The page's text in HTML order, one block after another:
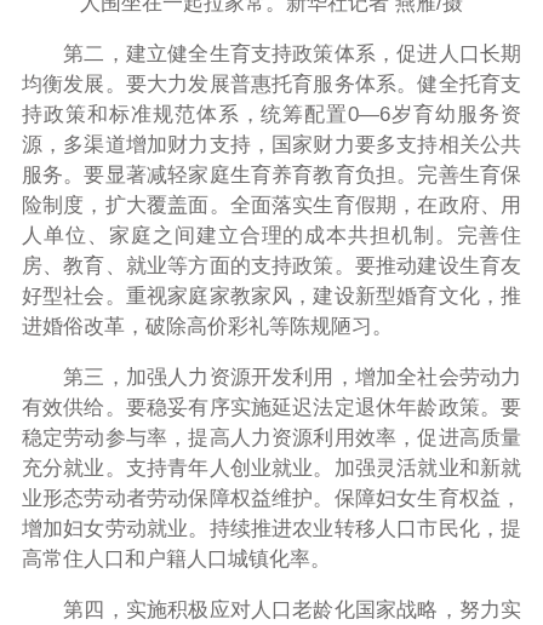
第二，建立健全生育支持政策体系，促进人口长期
均衡发展。要大力发展普惠托育服务体系。健全托育支
持政策和标准规范体系，统筹配置0—6岁育幼服务资
源，多渠道增加财力支持，国家财力要多支持相关公共
服务。要显著减轻家庭生育养育教育负担。完善生育保
险制度，扩大覆盖面。全面落实生育假期，在政府、用
人单位、家庭之间建立合理的成本共担机制。完善住
房、教育、就业等方面的支持政策。要推动建设生育友
好型社会。重视家庭家教家风，建设新型婚育文化，推
进婚俗改革，破除高价彩礼等陈规陋习。
第三，加强人力资源开发利用，增加全社会劳动力
有效供给。要稳妥有序实施延迟法定退休年龄政策。要
稳定劳动参与率，提高人力资源利用效率，促进高质量
充分就业。支持青年人创业就业。加强灵活就业和新就
业形态劳动者劳动保障权益维护。保障妇女生育权益，
增加妇女劳动就业。持续推进农业转移人口市民化，提
高常住人口和户籍人口城镇化率。
第四，实施积极应对人口老龄化国家战略，努力实